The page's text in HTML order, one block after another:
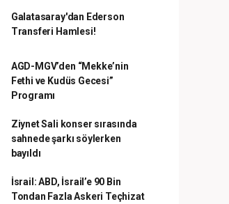
Galatasaray'dan Ederson
Transferi Hamlesi!
AGD-MGV’den “Mekke’nin
Fethi ve Kudüs Gecesi”
Programı
Ziynet Sali konser sırasında
sahnede şarkı söylerken
bayıldı
İsrail: ABD, İsrail’e 90 Bin
Tondan Fazla Askeri Teçhizat